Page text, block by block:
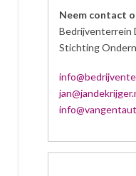
Neem contact
Bedrijventerrein
Stichting